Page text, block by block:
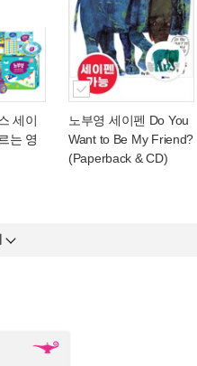
세이
는 영
노부영 세이펜 Do You
Want to Be My Friend?
(Paperback & CD)